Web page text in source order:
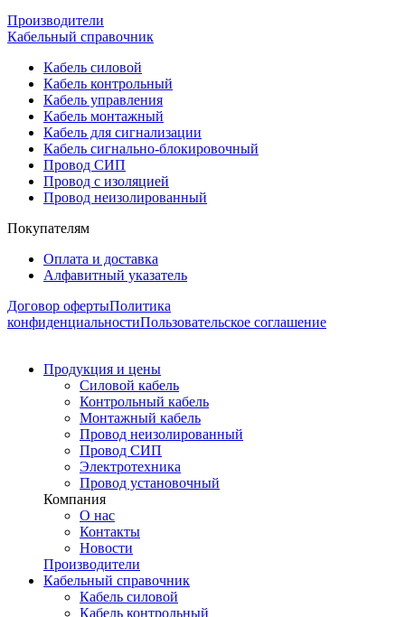
Производители
Кабельный справочник
Кабель силовой
Кабель контрольный
Кабель управления
Кабель монтажный
Кабель для сигнализации
Кабель сигнально-блокировочный
Провод СИП
Провод с изоляцией
Провод неизолированный
Покупателям
Оплата и доставка
Алфавитный указатель
Договор офертыПолитика
конфиденциальностиПользовательское соглашение
Продукция и цены
Силовой кабель
Контрольный кабель
Монтажный кабель
Провод неизолированный
Провод СИП
Электротехника
Провод установочный
Компания
О нас
Контакты
Новости
Производители
Кабельный справочник
Кабель силовой
Кабель контрольный